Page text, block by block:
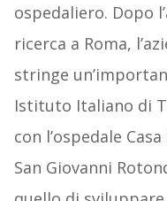
ospedaliero. Dopo
ricerca a Roma,
stringe
Istituto Italiano di
con l’ospedale
San Giovanni